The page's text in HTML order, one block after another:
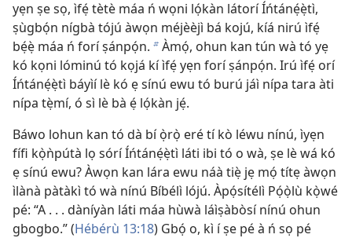
yẹn ṣe sọ, ìfẹ́ tètè máa ń wọni lọ́kàn látorí Íńtánẹ́ẹ̀tì,
ṣùgbọ́n nígbà tójú àwọn méjèèjì bá kojú, kíá nirú ìfẹ́
bẹ́ẹ̀ máa ń forí ṣánpọ́n. bÀmọ́, ohun kan tún wà tó yẹ
kó kọni lóminú tó kọjá kí ìfẹ́ yẹn forí ṣánpọ́n. Irú ìfẹ́ orí
Íńtánẹ́ẹ̀tì báyìí lè kó ẹ sínú ewu tó burú jáì nípa tara àti
nípa tẹ̀mí, ó sì lè bà ẹ́ lọ́kàn jẹ́.
Báwo lohun kan tó dà bí ọ̀rọ̀ eré tí kò léwu nínú, ìyẹn
fífi kọ̀ǹpútà lọ sórí Íńtánẹ́ẹ̀tì láti ibi tó o wà, ṣe lè wá kó
ẹ sínú ewu? Àwọn kan lára ewu náà tiẹ̀ jẹ mọ́ títẹ àwọn
ìlànà pàtàkì tó wà nínú Bíbélì lójú. Àpọ́sítélì Pọ́ọ̀lù kọ̀wé
pé: “A . . . dàníyàn láti máa hùwà láìṣàbòsí nínú ohun
gbogbo.” (Hébérù 13:18) Gbọ́ o, kì í ṣe pé à ń sọ pé